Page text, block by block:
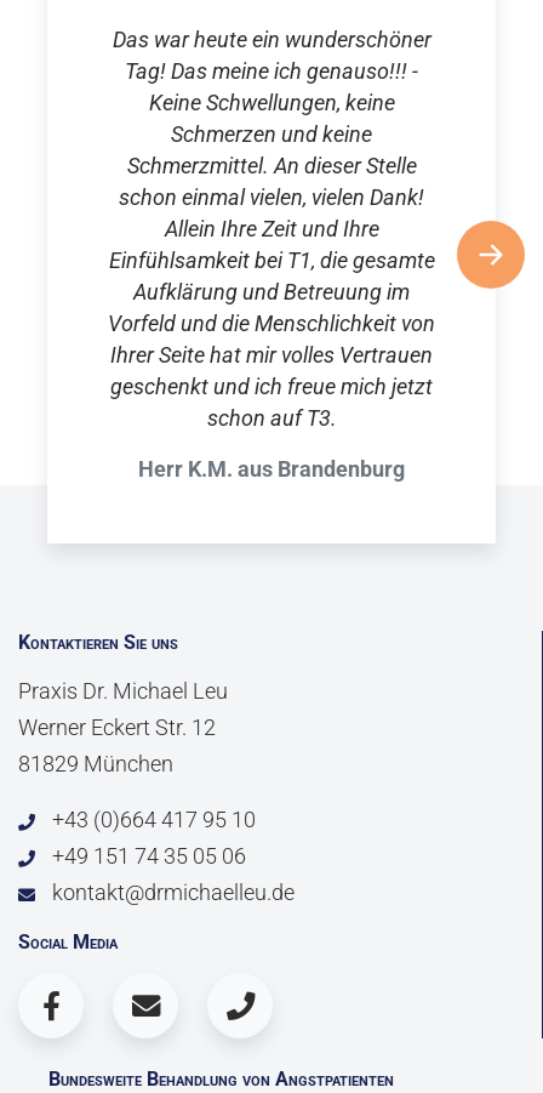
Das war heute ein wunderschöner
Tag! Das meine ich genauso!!! -
Keine Schwellungen, keine
Schmerzen und keine
Schmerzmittel. An dieser Stelle
schon einmal vielen, vielen Dank!
Allein Ihre Zeit und Ihre
Einfühlsamkeit bei T1, die gesamte
Aufklärung und Betreuung im
Vorfeld und die Menschlichkeit von
Ihrer Seite hat mir volles Vertrauen
geschenkt und ich freue mich jetzt
schon auf T3.
Herr K.M. aus Brandenburg
Kontaktieren Sie uns
Praxis Dr. Michael Leu
Werner Eckert Str. 12
81829 München
+43 (0)664 417 95 10
+49 151 74 35 05 06
kontakt@drmichaelleu.de
Social Media
Bundesweite Behandlung von Angstpatienten